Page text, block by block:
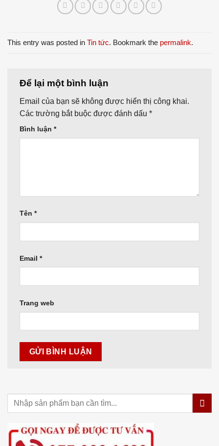
This entry was posted in Tin tức. Bookmark the permalink.
Để lại một bình luận
Email của bạn sẽ không được hiển thị công khai.
Các trường bắt buộc được đánh dấu *
Bình luận *
Tên *
Email *
Trang web